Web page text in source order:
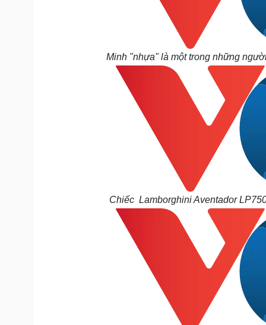
Minh "nhựa" là một trong những
Chiếc Lamborghini Aventador